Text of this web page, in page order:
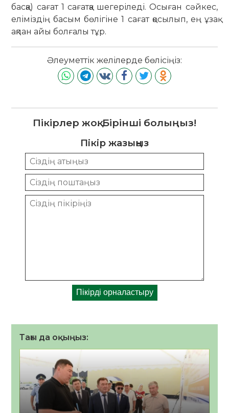
басқа) сағат 1 сағатқа шегеріледі. Осыған сәйкес,
еліміздің басым бөлігіне 1 сағат қосылып, ең ұзақ
ақпан айы болғалы тұр.
Әлеуметтік желілерде бөлісіңіз:
Пікірлер жоқ. Бірінші болыңыз!
Пікір жазыңыз
Тағы да оқыңыз: